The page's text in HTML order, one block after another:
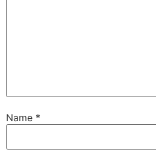
Name *